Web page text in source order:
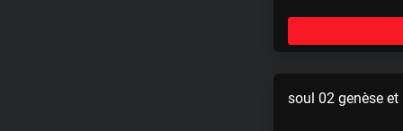
l
soul 02 genèse et